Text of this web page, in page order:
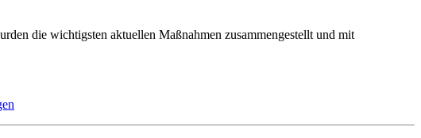
die wichtigsten aktuellen Maßnahmen zusammengestellt und mit